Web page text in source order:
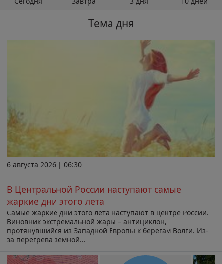
Тема дня
6 августа 2026 | 06:30
В Центральной России наступают самые
жаркие дни этого лета
Самые жаркие дни этого лета наступают в центре России.
Виновник экстремальной жары – антициклон,
протянувшийся из Западной Европы к берегам Волги. Из-
за перегрева земной...